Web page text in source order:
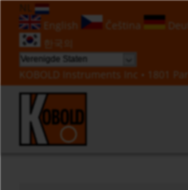
NL
English
Čeština
한국의
KOBOLD Instruments Inc • 1801